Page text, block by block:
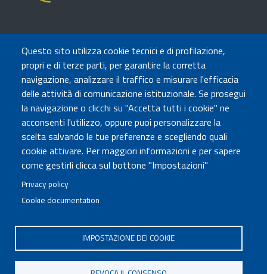
Questo sito utilizza cookie tecnici e di profilazione,
propri e di terze parti, per garantire la corretta
navigazione, analizzare il traffico e misurare l'efficacia
delle attività di comunicazione istituzionale. Se prosegui
la navigazione o clicchi su "Accetta tutti i cookie" ne
acconsenti l'utilizzo, oppure puoi personalizzare la
scelta salvando le tue preferenze e scegliendo quali
cookie attivare. Per maggiori informazioni e per sapere
come gestirli clicca sul bottone "Impostazioni"
Privacy policy
Cookie documentation
IMPOSTAZIONE DEI COOKIE
TRASPARENZA
Amministrazione Trasparente
Atti di notifica
Albo online
Concorsi
COMUNICA CON NOI
Urp
Posta elettronica certificata
Sedi e contatti
Governo Italiano
Tutti i diritti riservati © 2020